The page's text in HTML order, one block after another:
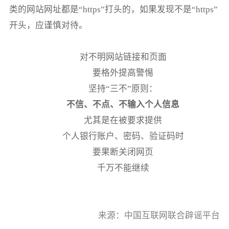
类的网站网址都是“https”打头的，如果发现不是“https”
开头，应谨慎对待。
对不明网站链接和页面
要格外提高警惕
坚持“三不”原则：
不信、不点、不输入个人信息
尤其是在被要求提供
个人银行账户、密码、验证码时
要果断关闭网页
千万不能继续
来源：中国互联网联合辟谣平台